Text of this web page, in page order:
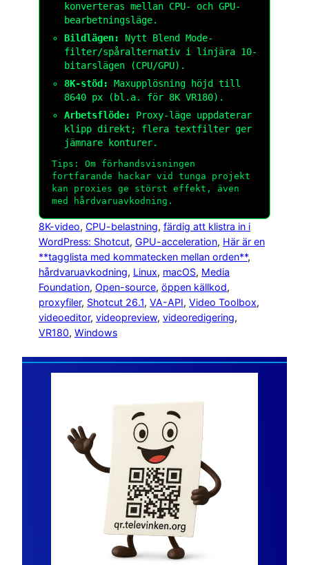
konverteras mellan CPU- och GPU-
bearbetningsläge.
Bildlägen:
Nytt Blend Mode-
filter/spåralternativ i linjära 10-
bitarslägen (CPU/GPU).
8K-stöd:
Maxupplösning höjd till
8640 px (bl.a. för 8K VR180).
Arbetsflöde:
Proxy-läge uppdaterar
klipp direkt; flera textfilter ger
jämnare konturer.
Tips: Om förhandsvisningen
fortfarande hackar vid tunga projekt
kan proxies ge störst effekt, även
med hårdvaruavkodning.
8K-video, CPU-belastning, färdig att klistra in i
WordPress: Shotcut, GPU-acceleration, Här är en
**tagglista med kommatecken mellan orden**
hårdvaruavkodning, Linux, macOS, Media
Foundation, Open-source, öppen källkod
proxyfiler, Shotcut 26.1, VA-API, Video Toolbox
videoeditor, videopreview, videoredigering
VR180, Windows